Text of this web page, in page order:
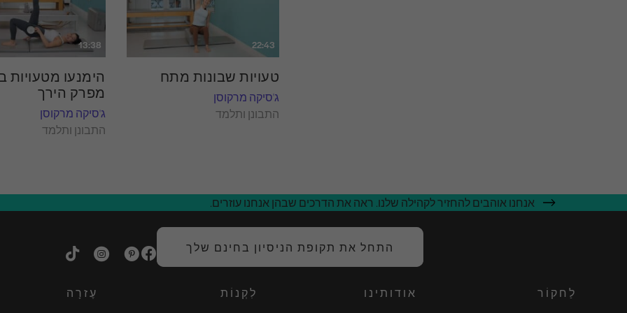
22:43
טעויות שבונות מתח
ג'סיקה מרקוסן
התבונן ותלמד
13:38
הימנעו מטעויות
מפרק הירך
ג'סיקה מרקוסן
התבונן ותלמד
אנחנו אוהבים להחזיר לקהילה שלנו. ראה את הדרכים שבהן אנחנו עוזרים.
התחל את תקופת הניסיון בחינם שלך
לַחקוֹר אודותינו לִקְנוֹת עֶזרָה